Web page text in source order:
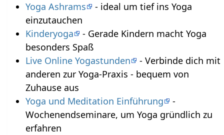
Yoga Ashrams
- ideal um tief ins Yoga
einzutauchen
Kinderyoga
- Gerade Kindern macht Yoga
besonders Spaß
Live Online Yogastunden
- Verbinde dich mit
anderen zur Yoga-Praxis - bequem von
Zuhause aus
Yoga und Meditation Einführung
-
Wochenendseminare, um Yoga gründlich zu
erfahren